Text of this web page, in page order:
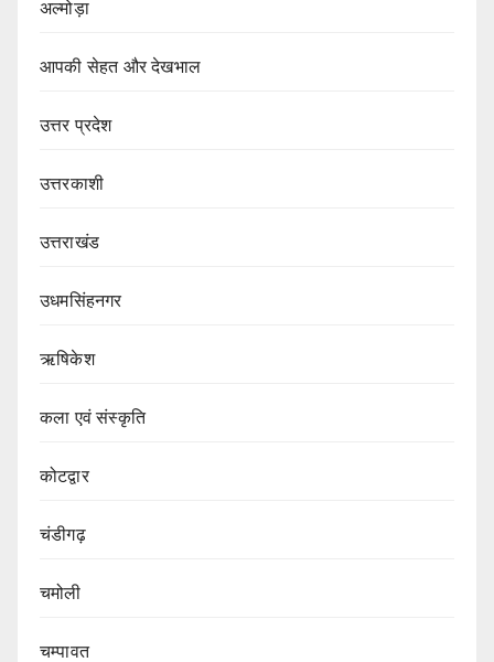
अल्मोड़ा
आपकी सेहत और देखभाल
उत्तर प्रदेश
उत्तरकाशी
उत्तराखंड
उधमसिंहनगर
ऋषिकेश
कला एवं संस्कृति
कोटद्वार
चंडीगढ़
चमोली
चम्पावत